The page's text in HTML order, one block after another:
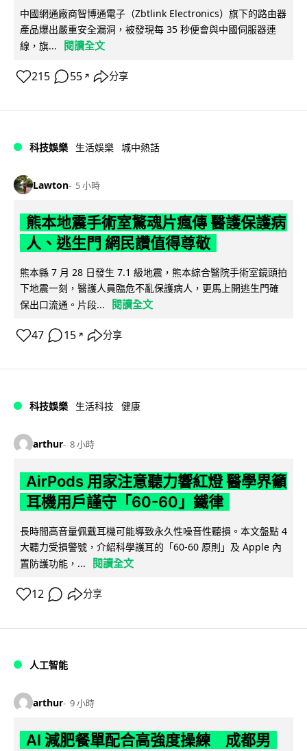
中國網通廠商智博通電子（Zbtlink Electronics）旗下的路由器
產品爆出嚴重安全漏洞，被發現每 35 秒便會與中國伺服器連
線，旗...
閱讀全文
215 55 ↗ 分享
科技娛樂 生活娛樂 城中熱話
Lawton 5 小時
熊本地震手術室驚魂片瘋傳 醫護保護病
人、逃生門 網民讚值得尊敬
熊本縣 7 月 28 日發生 7.1 級地震，熊本綜合醫院手術室鏡頭拍
下地震一刻，醫護人員臨危不亂保護病人，更馬上開逃生門確
保出口流通。片段...
閱讀全文
47 15 ↗ 分享
科技娛樂 生活科技 健康
arthur 8 小時
AirPods 用家注意聽力響紅燈 醫學界籲
耳機用戶謹守「60-60」鐵律
長時間高音量佩戴耳機可能導致永久性噪音性聽損。本文盤點 4
大聽力受損警號，介紹科學護耳的「60-60 原則」及 Apple 內
置防護功能，...
閱讀全文
12 分享
人工智能
arthur 9 小時
AI 減肥餐單配合高強度操練 成都男